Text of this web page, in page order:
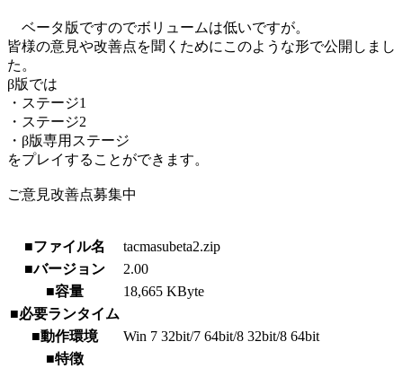
ベータ版ですのでボリュームは低いですが。
皆様の意見や改善点を聞くためにこのような形で公開しまし
た。
β版では
・ステージ1
・ステージ2
・β版専用ステージ
をプレイすることができます。
ご意見改善点募集中
■ファイル名
tacmasubeta2.zip
■バージョン
2.00
■容量
18,665 KByte
■必要ランタイム
■動作環境
Win 7 32bit/7 64bit/8 32bit/8 64bit
■特徴